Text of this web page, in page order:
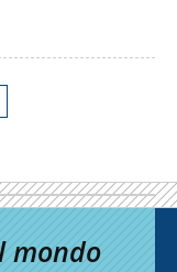
mondo